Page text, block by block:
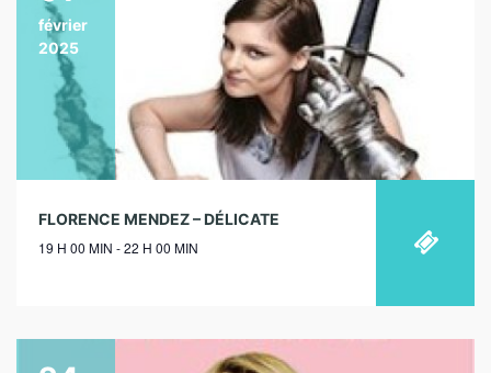
février
2025
FLORENCE MENDEZ – DÉLICATE
19 H 00 MIN - 22 H 00 MIN